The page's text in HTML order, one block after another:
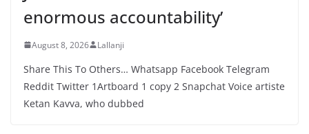
enormous accountability’
August 8, 2026 Lallanji
Share This To Others… Whatsapp Facebook Telegram
Reddit Twitter 1Artboard 1 copy 2 Snapchat Voice artiste
Ketan Kavva, who dubbed